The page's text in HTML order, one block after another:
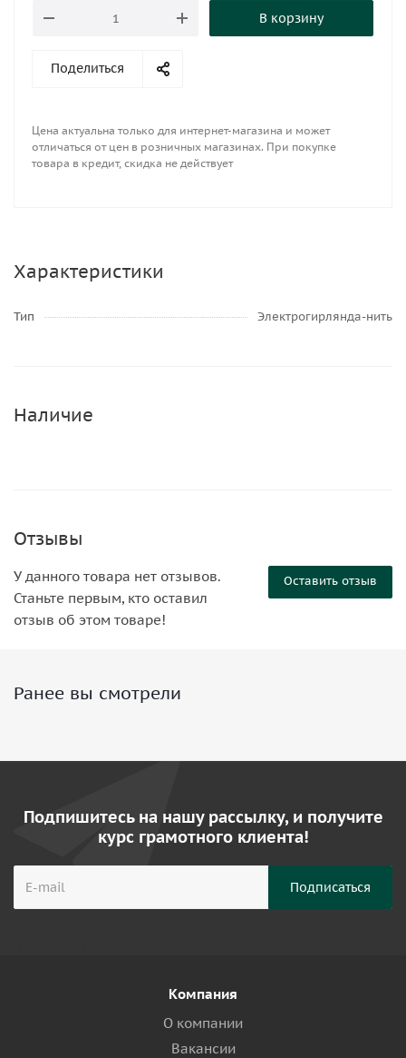
В корзину
Поделиться
Цена актуальна только для интернет-магазина и может
отличаться от цен в розничных магазинах. При покупке
товара в кредит, скидка не действует
Характеристики
Тип Электрогирлянда-нить
Наличие
Отзывы
Оставить отзыв
У данного товара нет отзывов.
Станьте первым, кто оставил
отзыв об этом товаре!
Ранее вы смотрели
Подпишитесь на нашу рассылку, и получите
курс грамотного клиента!
Компания
О компании
Вакансии